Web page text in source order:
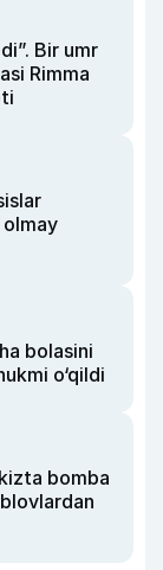
Bir umr
Rimma
bolasini
o‘qildi
bomba